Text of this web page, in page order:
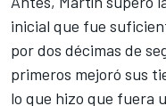
inicial que fue
por dos décimas de
primeros mejoró sus
lo que hizo que fuera